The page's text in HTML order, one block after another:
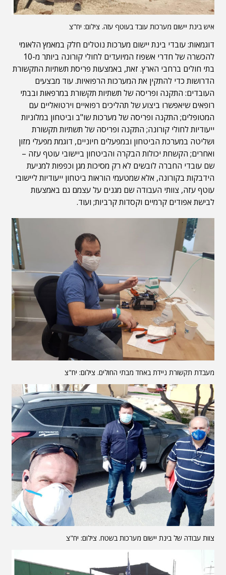
איש בינת יישום מערכות עובד בעוטף עזה. צילום: יח"צ
דוגמאות: עובדי בינת יישום מערכות נוטלים חלק במאמץ הלאומי
להכשרה של חדרי אשפוז המיועדים לחולי קורונה ביותר מ-10
בתי חולים ברחבי הארץ. זאת, באמצעות פריסת תשתיות התקשורת
הדרושות כדי להתקין את המערכות הרפואיות. עוד מבצעים
העובדים: התקנה ופריסה של תשתיות תקשורת במרפאות ובבתי
רופאים שיאפשרו ביצוע של תהליכים רפואיים וירטואליים עם
המטופלים; התקנה ופריסה של מערכות שו"ב וביטחון במלוניות
ייעודיות לחולי קורונה; התקנה ופריסה של תשתיות תקשורת
ושליטה במערכת הביטחון ובמפעלים חיוניים, דוגמת מפעלי מזון
ואחרים; הקשחת יכולות הבקרה והביטחון ביישובי עוטף עזה –
שם עובדי החברה לובשים לא רק מסיכות מגן וכפפות למניעת
הידבקות בקורונה, אלא שמטעמי הוראות ביטחון ייעודיות ליישובי
עוטף עזה, צוותי העבודה שם מגנים על עצמם גם באמצעות
לבישת אפודים קרמיים וקסדות קרביות; ועוד.
מעבדת תקשורת ניידת באחד מבתי החולים. צילום: יח"צ
צוות עבודה של בינת יישום מערכות בשטח. צילום: יח"צ